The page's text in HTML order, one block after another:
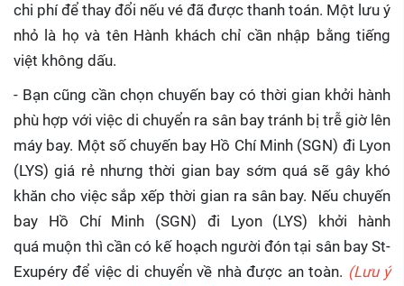
chi phí để thay đổi nếu vé đã được thanh toán. Một lưu ý
nhỏ là họ và tên Hành khách chỉ cần nhập bằng tiếng
việt không dấu.
- Bạn cũng cần chọn chuyến bay có thời gian khởi hành
phù hợp với việc di chuyển ra sân bay tránh bị trễ giờ lên
máy bay. Một số chuyến bay Hồ Chí Minh (SGN) đi Lyon
(LYS) giá rẻ nhưng thời gian bay sớm quá sẽ gây khó
khăn cho việc sắp xếp thời gian ra sân bay. Nếu chuyến
bay Hồ Chí Minh (SGN) đi Lyon (LYS) khởi hành
quá muộn thì cần có kế hoạch người đón tại sân bay St-
Exupéry để việc di chuyển về nhà được an toàn. (Lưu ý